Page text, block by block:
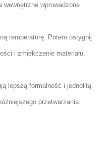
wewnętrzne wprowadzone
temperaturę, Potem ostygnij
i zmiękczenie materiału.
lepszą formalność i jednolitą
przetwarzania.